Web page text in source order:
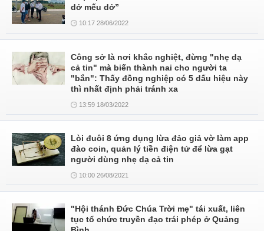
dở mếu dở”
10:17 28/06/2022
Công sở là nơi khắc nghiệt, đừng "nhẹ dạ
cả tin" mà biến thành nai cho người ta
"bắn": Thấy đồng nghiệp có 5 dấu hiệu này
thì nhất định phải tránh xa
13:59 18/03/2022
Lòi đuôi 8 ứng dụng lừa đảo giả vờ làm app
đào coin, quản lý tiền điện tử để lừa gạt
người dùng nhẹ dạ cả tin
10:00 26/08/2021
"Hội thánh Đức Chúa Trời mẹ" tái xuất, liên
tục tổ chức truyền đạo trái phép ở Quảng